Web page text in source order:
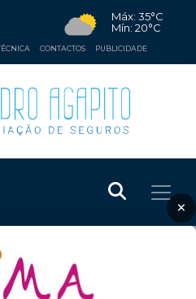
Máx: 35°C
Mín: 20°C
CONTACTOS PUBLICIDADE
×